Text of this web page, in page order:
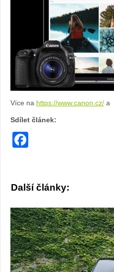
Více na https://www.canon.cz/ a
Sdílet článek:
Další články: